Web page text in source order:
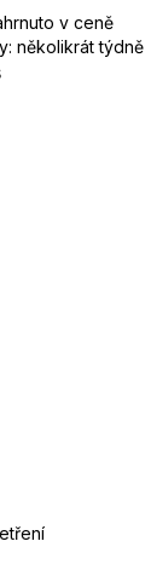
v ceně
několikrát týdně